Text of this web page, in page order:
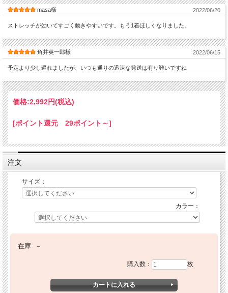
masa様 2022/06/20
ストレッチが効いてすごく動きやすいです。もう1着ほしくなりました。
角井英一郎様 2022/06/15
予定より少し遅れましたが、いつも通りの迅速な発送は有り難いですね
価格:2,992円(税込)
[ポイント還元 29ポイント～]
注文
サイズ：
カラー：
在庫: －
購入数： 枚